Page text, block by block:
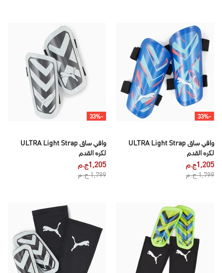
-33%
واقي ساق ULTRA Light Strap
لكره القدم
1,799 ج.م
1,205ج.م
-33%
واقي ساق ULTRA Light Strap
لكره القدم
1,799 ج.م
1,205ج.م